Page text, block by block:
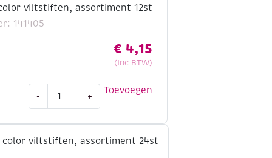
viltstiften, assortiment 12st
141405
€ 4,15
(Inc BTW)
Toevoegen
-
assortiment
+